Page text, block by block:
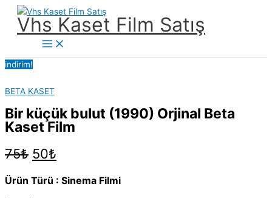
İçeriğe
Vhs Kaset Film Satış
Main
Menu
indirim!
BETA KASET
Bir küçük bulut (1990) Orjinal Beta
Kaset Film
75₺ Orijinal
75₺.
50₺
fiyat:
Ürün Türü : Sinema Filmi